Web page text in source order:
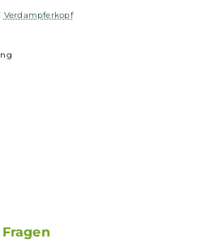
Leistungsbereichen von 15 bis 18 Watt